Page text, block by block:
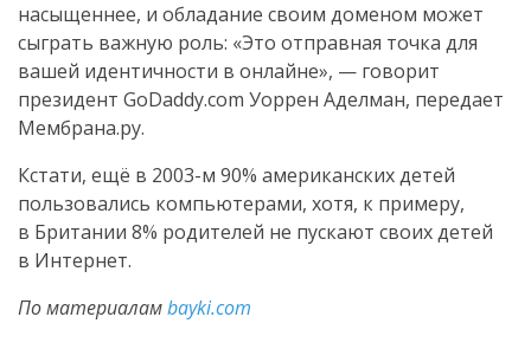
насыщеннее, и обладание своим доменом может
сыграть важную роль: «Это отправная точка для
вашей идентичности в онлайне», — говорит
президент GoDaddy.com Уоррен Аделман, передает
Мембрана.ру.
Кстати, ещё в 2003-м 90% американских детей
пользовались компьютерами, хотя, к примеру,
в Британии 8% родителей не пускают своих детей
в Интернет.
По материаламbayki.com